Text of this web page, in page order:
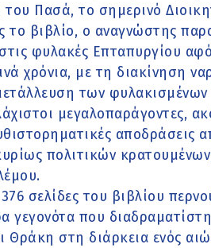
του Πασά, το σημερινό
το βιβλίο, ο αναγνώστης
φυλακές Επταπυργίου
χρόνια, με τη διακίνηση
των
μεγαλοπαράγοντες,
αποδράσεις
πολιτικών
σελίδες του βιβλίου
γεγονότα που
Θράκη στη διάρκεια ενός